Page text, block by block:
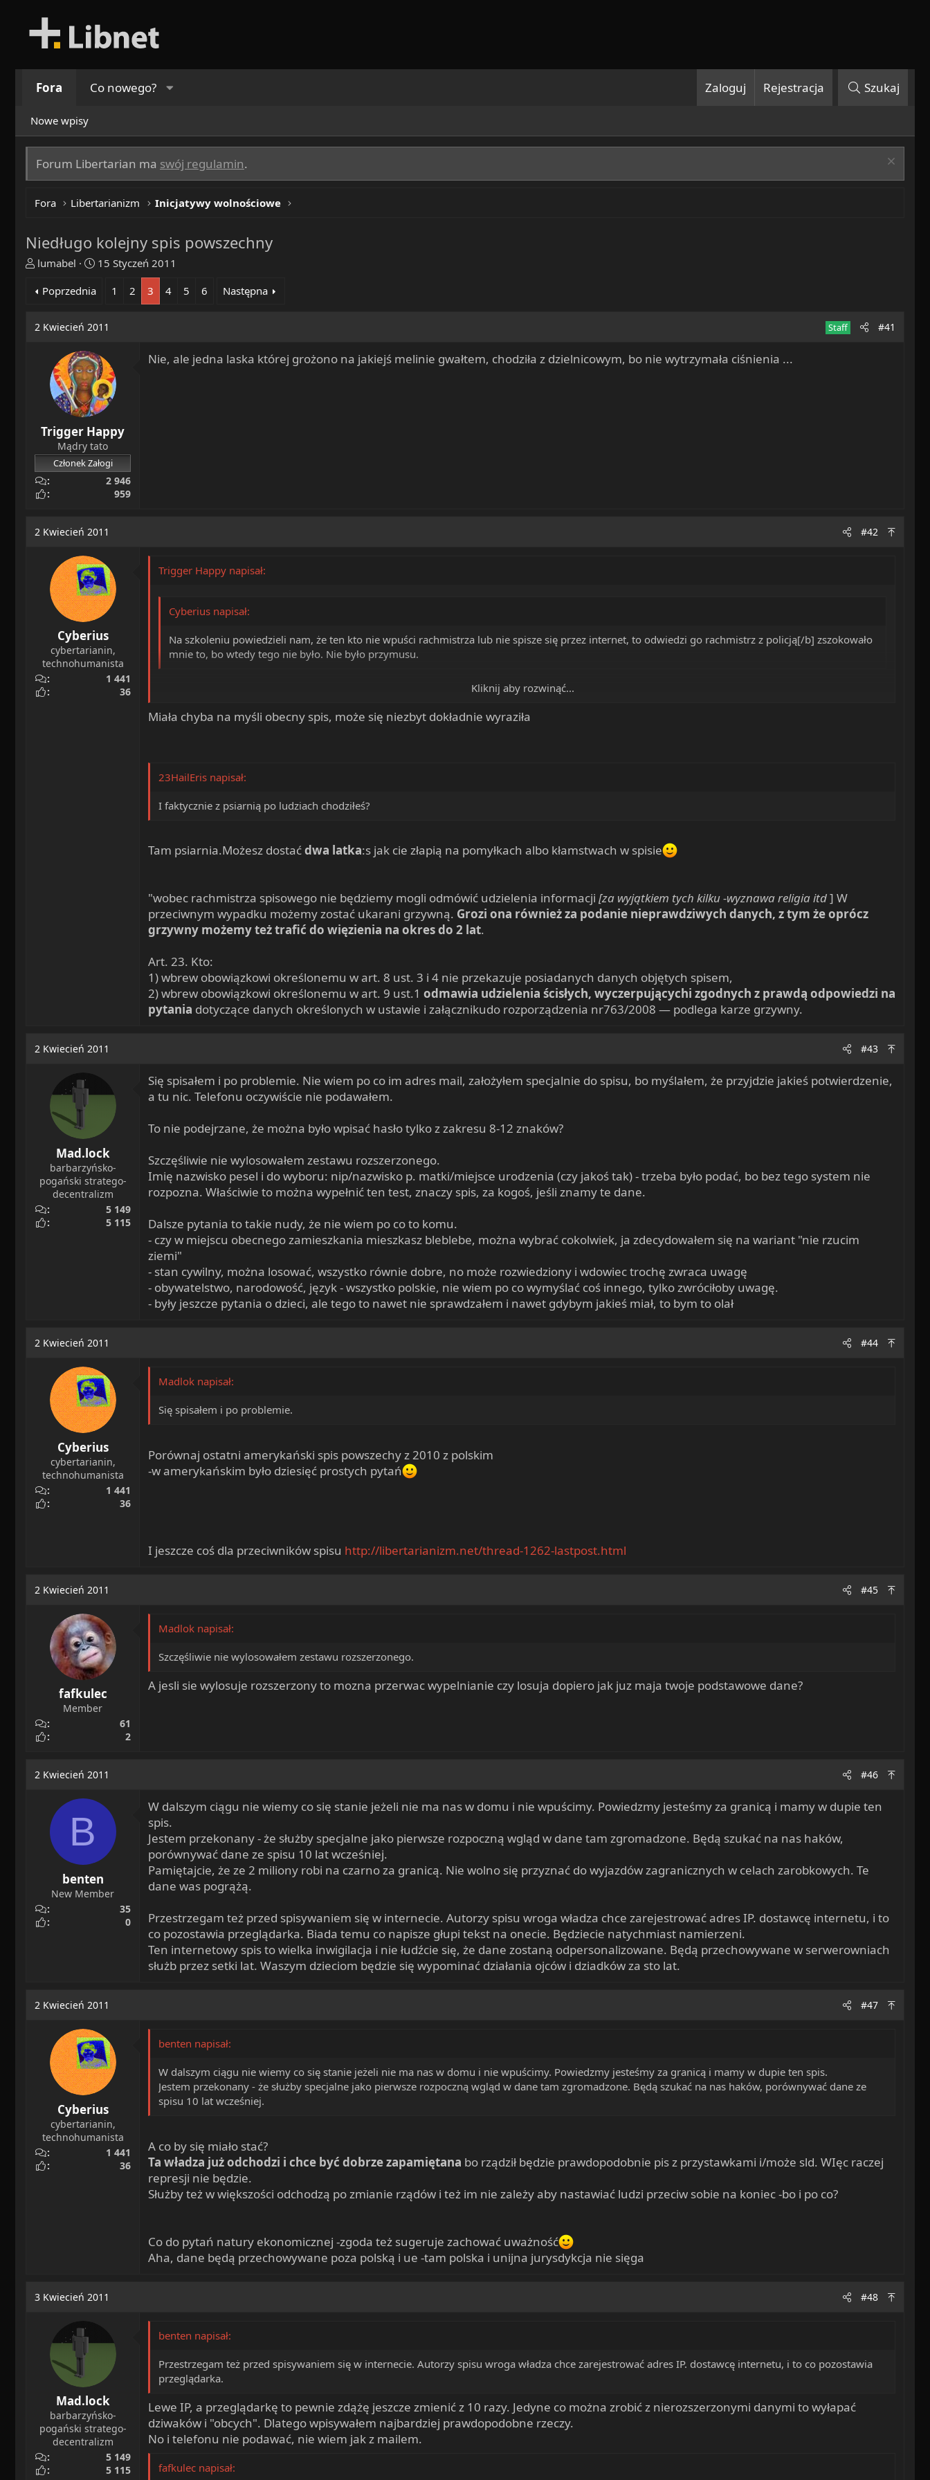
Fora Co nowego? Zaloguj Rejestracja Szukaj
Nowe wpisy
Forum Libertarian ma swój regulamin.
Fora Libertarianizm Inicjatywy wolnościowe
Niedługo kolejny spis powszechny
T
r
a
d
lumabel
R
o
c
ę
t
y
15 Styczeń 2011
Poprzednia
1 2 3 4 5 6 Następna
2 Kwiecień 2011 Staff #41
Trigger Happy
Mądry tato
Członek Załogi
2 946
959
Nie, ale jedna laska której grożono na jakiejś melinie gwałtem, chodziła z dzielnicowym, bo nie wytrzymała ciśnienia ...
2 Kwiecień 2011 #42
Cyberius
cybertarianin,
technohumanista
1 441
36
Trigger Happy napisał:
Cyberius napisał:
Na szkoleniu powiedzieli nam, że ten kto nie wpuści rachmistrza lub nie spisze się przez internet, to odwiedzi go rachmistrz z policją[/b] zszokowało
mnie to, bo wtedy tego nie było. Nie było przymusu.
Nie prawda, baran nie pamięta szkolenia z przed 9 lat, wiem bo byłem rachmistrzem spisowym, w najgorszych rejonach Łodzi. Fantastyczne przeżycie
Kliknij aby rozwinąć...
Miała chyba na myśli obecny spis, może się niezbyt dokładnie wyraziła
23HailEris napisał:
I faktycznie z psiarnią po ludziach chodziłeś?
Tam psiarnia.Możesz dostaćdwa latka:s jak cie złapią na pomyłkach albo kłamstwach w spisie
"wobec rachmistrza spisowego nie będziemy mogli odmówić udzielenia informacji [za wyjątkiem tych kilku -wyznawa religia itd] W
przeciwnym wypadku możemy zostać ukarani grzywną. Grozi ona również za podanie nieprawdziwych danych, z tym że oprócz
grzywny możemy też trafić do więzienia na okres do 2 lat.
Art. 23. Kto:
1) wbrew obowiązkowi określonemu w art. 8 ust. 3 i 4 nie przekazuje posiadanych danych objętych spisem,
2) wbrew obowiązkowi określonemu w art. 9 ust.1 odmawia udzielenia ścisłych, wyczerpującychi zgodnych z prawdą odpowiedzi na
pytania dotyczące danych określonych w ustawie i załącznikudo rozporządzenia nr763/2008 — podlega karze grzywny.
2 Kwiecień 2011 #43
Mad.lock
barbarzyńsko-
pogański stratego-
decentralizm
5 149
5 115
Się spisałem i po problemie. Nie wiem po co im adres mail, założyłem specjalnie do spisu, bo myślałem, że przyjdzie jakieś potwierdzenie,
a tu nic. Telefonu oczywiście nie podawałem.
To nie podejrzane, że można było wpisać hasło tylko z zakresu 8-12 znaków?
Szczęśliwie nie wylosowałem zestawu rozszerzonego.
Imię nazwisko pesel i do wyboru: nip/nazwisko p. matki/miejsce urodzenia (czy jakoś tak) - trzeba było podać, bo bez tego system nie
rozpozna. Właściwie to można wypełnić ten test, znaczy spis, za kogoś, jeśli znamy te dane.
Dalsze pytania to takie nudy, że nie wiem po co to komu.
- czy w miejscu obecnego zamieszkania mieszkasz bleblebe, można wybrać cokolwiek, ja zdecydowałem się na wariant "nie rzucim
ziemi"
- stan cywilny, można losować, wszystko równie dobre, no może rozwiedziony i wdowiec trochę zwraca uwagę
- obywatelstwo, narodowość, język - wszystko polskie, nie wiem po co wymyślać coś innego, tylko zwróciłoby uwagę.
- były jeszcze pytania o dzieci, ale tego to nawet nie sprawdzałem i nawet gdybym jakieś miał, to bym to olał
2 Kwiecień 2011 #44
Cyberius
cybertarianin,
technohumanista
1 441
36
Madlok napisał:
Się spisałem i po problemie.
Porównaj ostatni amerykański spis powszechy z 2010 z polskim
-w amerykańskim było dziesięć prostych pytań
I jeszcze coś dla przeciwników spisu http://libertarianizm.net/thread-1262-lastpost.html
2 Kwiecień 2011 #45
fafkulec
Member
61
2
Madlok napisał:
Szczęśliwie nie wylosowałem zestawu rozszerzonego.
A jesli sie wylosuje rozszerzony to mozna przerwac wypelnianie czy losuja dopiero jak juz maja twoje podstawowe dane?
2 Kwiecień 2011 #46
B
benten
New Member
35
0
W dalszym ciągu nie wiemy co się stanie jeżeli nie ma nas w domu i nie wpuścimy. Powiedzmy jesteśmy za granicą i mamy w dupie ten
spis.
Jestem przekonany - że służby specjalne jako pierwsze rozpoczną wgląd w dane tam zgromadzone. Będą szukać na nas haków,
porównywać dane ze spisu 10 lat wcześniej.
Pamiętajcie, że ze 2 miliony robi na czarno za granicą. Nie wolno się przyznać do wyjazdów zagranicznych w celach zarobkowych. Te
dane was pogrążą.
Przestrzegam też przed spisywaniem się w internecie. Autorzy spisu wroga władza chce zarejestrować adres IP. dostawcę internetu, i to
co pozostawia przeglądarka. Biada temu co napisze głupi tekst na onecie. Będziecie natychmiast namierzeni.
Ten internetowy spis to wielka inwigilacja i nie łudźcie się, że dane zostaną odpersonalizowane. Będą przechowywane w serwerowniach
służb przez setki lat. Waszym dzieciom będzie się wypominać działania ojców i dziadków za sto lat.
2 Kwiecień 2011 #47
Cyberius
cybertarianin,
technohumanista
1 441
36
benten napisał:
W dalszym ciągu nie wiemy co się stanie jeżeli nie ma nas w domu i nie wpuścimy. Powiedzmy jesteśmy za granicą i mamy w dupie ten spis.
Jestem przekonany - że służby specjalne jako pierwsze rozpoczną wgląd w dane tam zgromadzone. Będą szukać na nas haków, porównywać dane ze
spisu 10 lat wcześniej.
A co by się miało stać?
Ta władza już odchodzi i chce być dobrze zapamiętana bo rządził będzie prawdopodobnie pis z przystawkami i/może sld. WIęc raczej
represji nie będzie.
Służby też w większości odchodzą po zmianie rządów i też im nie zależy aby nastawiać ludzi przeciw sobie na koniec -bo i po co?
Co do pytań natury ekonomicznej -zgoda też sugeruje zachować uważność
Aha, dane będą przechowywane poza polską i ue -tam polska i unijna jurysdykcja nie sięga
3 Kwiecień 2011 #48
Mad.lock
barbarzyńsko-
pogański stratego-
decentralizm
5 149
5 115
benten napisał:
Przestrzegam też przed spisywaniem się w internecie. Autorzy spisu wroga władza chce zarejestrować adres IP. dostawcę internetu, i to co pozostawia
przeglądarka.
Lewe IP, a przeglądarkę to pewnie zdążę jeszcze zmienić z 10 razy. Jedyne co można zrobić z nierozszerzonymi danymi to wyłapać
dziwaków i "obcych". Dlatego wpisywałem najbardziej prawdopodobne rzeczy.
No i telefonu nie podawać, nie wiem jak z mailem.
fafkulec napisał: